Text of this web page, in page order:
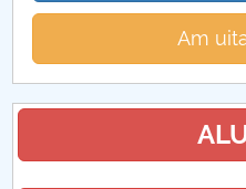
Orar FMT (CUP)
Contracte de studii și
Examene FMT (CUP)
Am